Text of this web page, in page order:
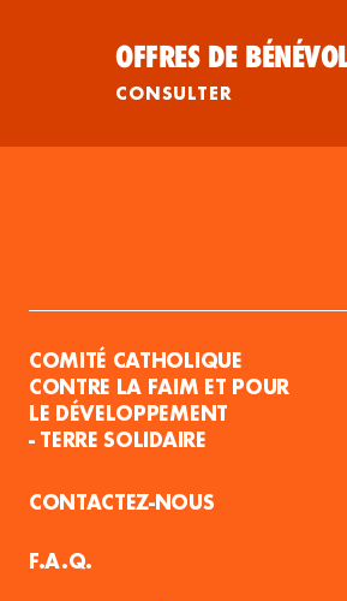
OFFRES DE
CONSULTER
COMITÉ CATHOLIQUE
CONTRE LA FAIM ET POUR
LE DÉVELOPPEMENT
- TERRE SOLIDAIRE
CONTACTEZ-NOUS
F.A.Q.